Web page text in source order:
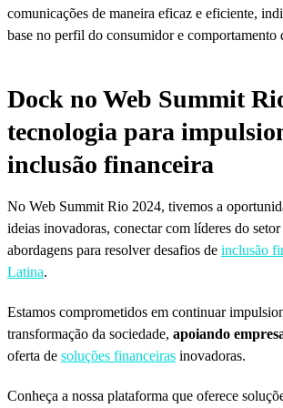
comunicações de maneira eficaz e eficiente,
base no perfil do consumidor e comportamento
Dock no Web Summit
tecnologia para
inclusão financeira
No Web Summit Rio 2024, tivemos a
ideias inovadoras, conectar com líderes do
abordagens para resolver desafios de inclusão
Latina.
Estamos comprometidos em continuar
transformação da sociedade, apoiando
oferta de soluções financeiras inovadoras.
Conheça a nossa plataforma que oferece